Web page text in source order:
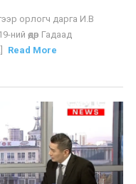
орлогч дарга И.В
өдөр Гадаад
Read More